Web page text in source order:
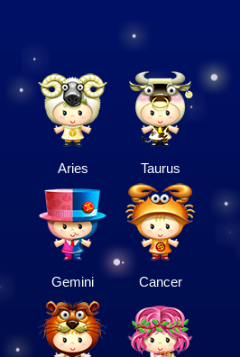
Aries Taurus
Gemini Cancer